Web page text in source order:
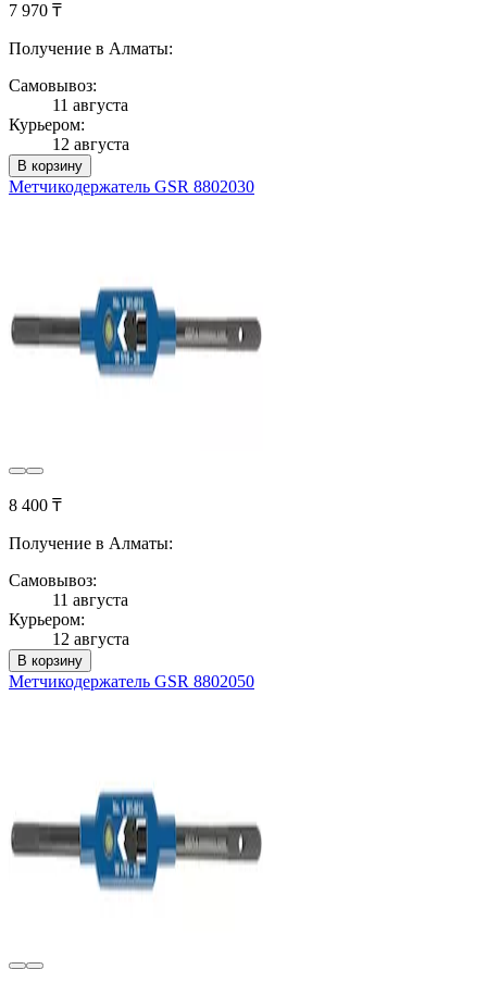
7 970 ₸
Получение в Алматы:
Самовывоз:
11 августа
Курьером:
12 августа
В корзину
Метчикодержатель GSR 8802030
8 400 ₸
Получение в Алматы:
Самовывоз:
11 августа
Курьером:
12 августа
В корзину
Метчикодержатель GSR 8802050